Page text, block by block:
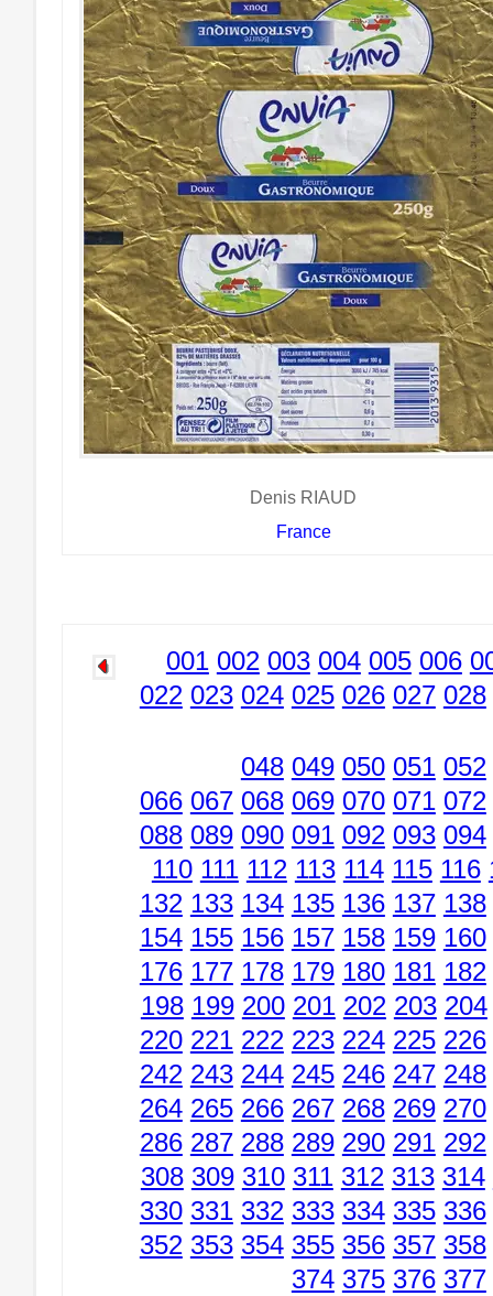
Denis RIAUD
France
001 002 003 004 005 006
022 023 024 025 026 027 028
048 049 050 051 052
066 067 068 069 070 071 072
088 089 090 091 092 093 094
110 111 112 113 114 115 116
132 133 134 135 136 137 138
154 155 156 157 158 159 160
176 177 178 179 180 181 182
198 199 200 201 202 203 204
220 221 222 223 224 225 226
242 243 244 245 246 247 248
264 265 266 267 268 269 270
286 287 288 289 290 291 292
308 309 310 311 312 313 314
330 331 332 333 334 335 336
352 353 354 355 356 357 358
374 375 376 377